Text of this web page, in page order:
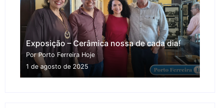
Exposição – Cerâmica nossa de cada dia!
Por Porto Ferreira Hoje
1 de agosto de 2025